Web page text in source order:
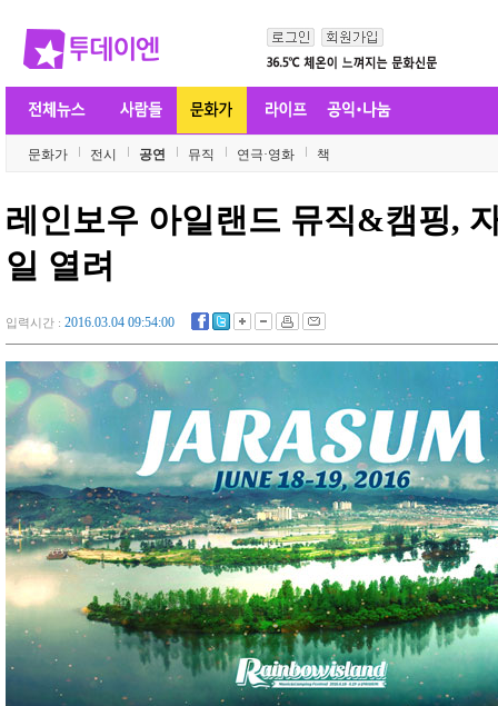
문화가 전시 공연 뮤직 연극·영화 책
레인보우 아일랜드 뮤직&캠핑,
일 열려
입력시간 : 2016.03.04 09:54:00